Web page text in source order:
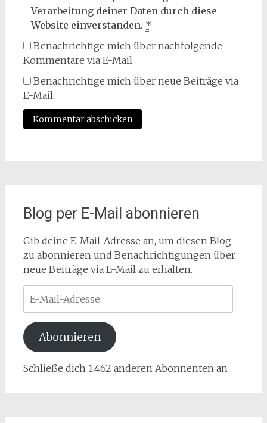
Verarbeitung deiner Daten durch diese
Website einverstanden. *
Benachrichtige mich über nachfolgende
Kommentare via E-Mail.
Benachrichtige mich über neue Beiträge via
E-Mail.
Blog per E-Mail abonnieren
Gib deine E-Mail-Adresse an, um diesen Blog
zu abonnieren und Benachrichtigungen über
neue Beiträge via E-Mail zu erhalten.
Mail-
Adresse
Abonnieren
Schließe dich 1.462 anderen Abonnenten an